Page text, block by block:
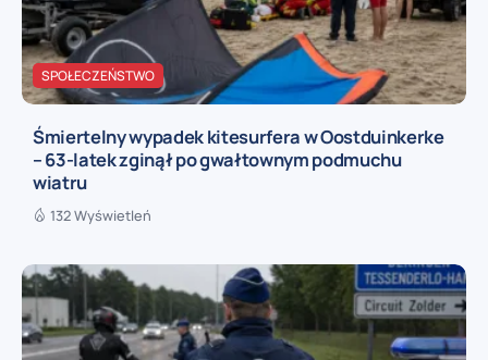
SPOŁECZEŃSTWO
Śmiertelny wypadek kitesurfera w Oostduinkerke
– 63-latek zginął po gwałtownym podmuchu
wiatru
132 Wyświetleń